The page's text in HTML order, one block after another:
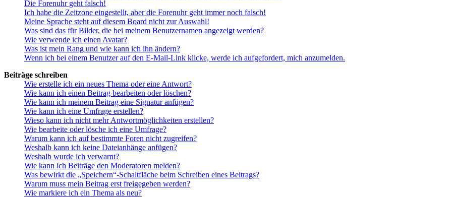
Die Forenuhr geht falsch!
Ich habe die Zeitzone eingestellt, aber die Forenuhr geht immer noch falsch!
Meine Sprache steht auf diesem Board nicht zur Auswahl!
Was sind das für Bilder, die bei meinem Benutzernamen angezeigt werden?
Wie verwende ich einen Avatar?
Was ist mein Rang und wie kann ich ihn ändern?
Wenn ich bei einem Benutzer auf den E-Mail-Link klicke, werde ich aufgefordert, mich anzumelden.
Beiträge schreiben
Wie erstelle ich ein neues Thema oder eine Antwort?
Wie kann ich einen Beitrag bearbeiten oder löschen?
Wie kann ich meinem Beitrag eine Signatur anfügen?
Wie kann ich eine Umfrage erstellen?
Wieso kann ich nicht mehr Antwortmöglichkeiten erstellen?
Wie bearbeite oder lösche ich eine Umfrage?
Warum kann ich auf bestimmte Foren nicht zugreifen?
Weshalb kann ich keine Dateianhänge anfügen?
Weshalb wurde ich verwarnt?
Wie kann ich Beiträge den Moderatoren melden?
Was bewirkt die „Speichern“-Schaltfläche beim Schreiben eines Beitrags?
Warum muss mein Beitrag erst freigegeben werden?
Wie markiere ich ein Thema als neu?